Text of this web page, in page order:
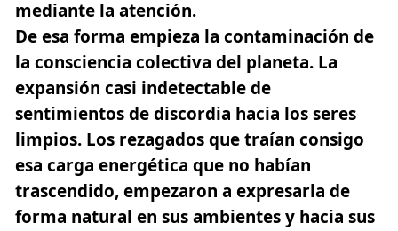
mediante la atención.
De esa forma empieza la contaminación de
la consciencia colectiva del planeta. La
expansión casi indetectable de
sentimientos de discordia hacia los seres
limpios. Los rezagados que traían consigo
esa carga energética que no habían
trascendido, empezaron a expresarla de
forma natural en sus ambientes y hacia sus